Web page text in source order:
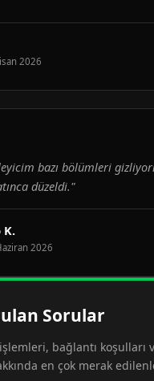
2026
bazı bölümleri
düzeldi."
K.
2026
Sorular
bağlantı koşulları
en çok merak